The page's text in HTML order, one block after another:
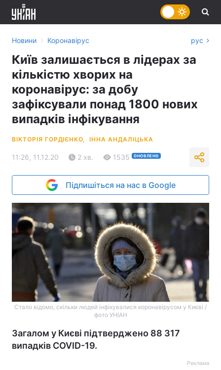
Новини › Коронавірус рус
Київ залишається в лідерах за
кількістю хворих на
коронавірус: за добу
зафіксували понад 1800 нових
випадків інфікування
ВІКТОРІЯ ГОРДІЄНКО, ІННА АНДАЛІЦЬКА
11:26, 11.12.20 2 хв. 1535 ОНОВЛЕНО
Підпишіться на нас в Google
Стало відомо, скільки людей інфікувалися коронавірусом у Києві /
фото УНІАН
Загалом у Києві підтверджено 88 317
випадків COVID-19.
Реклама